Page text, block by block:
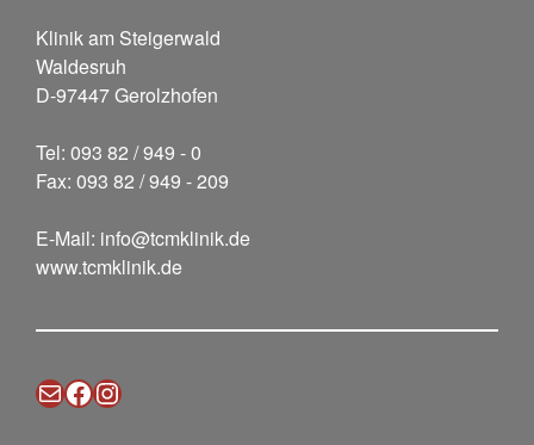
Klinik am Steigerwald
Waldesruh
D-97447 Gerolzhofen
Tel: 093 82 / 949 - 0
Fax: 093 82 / 949 - 209
E-Mail: info@tcmklinik.de
www.tcmklinik.de
MailFacebook
Instagram